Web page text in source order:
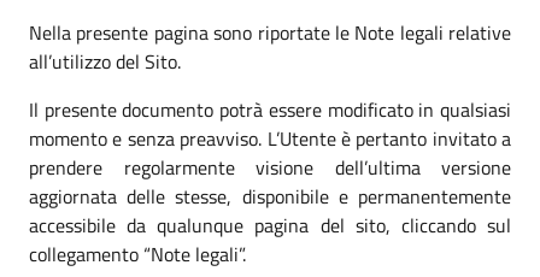
Nella presente pagina sono riportate le Note legali relative
all’utilizzo del Sito.
Il presente documento potrà essere modificato in qualsiasi
momento e senza preavviso. L’Utente è pertanto invitato a
prendere regolarmente visione dell’ultima versione
aggiornata delle stesse, disponibile e permanentemente
accessibile da qualunque pagina del sito, cliccando sul
collegamento “Note legali”.